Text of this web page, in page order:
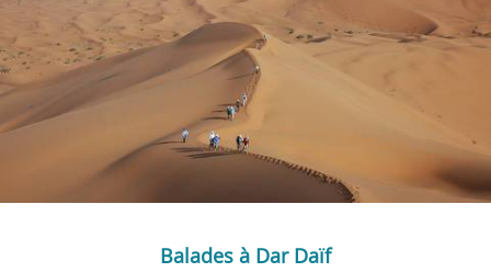
Balades à Dar Daïf